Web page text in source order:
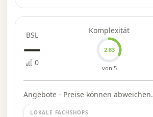
Ende.
Ironwood ist ein regelarmes, stark
asymmetrisches,
Taktikspiel für 1–2 Spieler. In
spielen du und dein Gegner
insgesamt 3 eurer
BSL
—
0
Komplexität
2.83
von 5
Angebote - Preise können abweichen.
LOKALE FACHSHOPS